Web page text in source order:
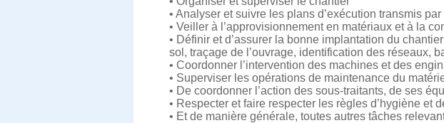
• Analyser et suivre les plans d’exécution transmis
• Veiller à l’approvisionnement en matériaux et à la
• Définir et d’assurer la bonne implantation du
sol, traçage de l’ouvrage, identification des réseaux,
• Coordonner l’intervention des machines et des
• Superviser les opérations de maintenance du
• De coordonner l’action des sous-traitants, de ses
• Respecter et faire respecter les règles d’hygiène et
• Et de manière générale, toutes autres tâches